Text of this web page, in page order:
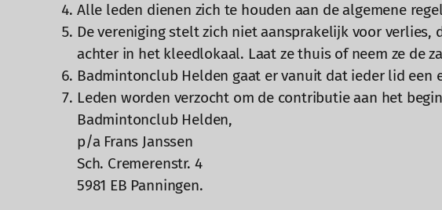
Alle leden dienen zich te houden aan de algemene
De vereniging stelt zich niet aansprakelijk voor
achter in het kleedlokaal. Laat ze thuis of neem ze de
Badmintonclub Helden gaat er vanuit dat ieder lid een
Leden worden verzocht om de contributie aan het
Badmintonclub Helden,
p/a Frans Janssen
Sch. Cremerenstr. 4
5981 EB Panningen.